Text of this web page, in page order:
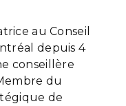
au Conseil
depuis 4
conseillère
du
de